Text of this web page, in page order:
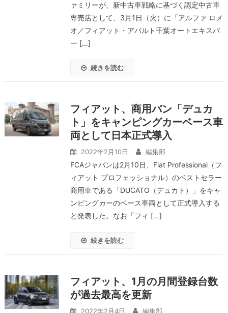
ァミリーが、新中古車戦略に基づく認定中古車
専売店として、3⽉1⽇（火）に「アルファ ロメ
オ／フィアット・アバルト千葉オートエキスパ
ー […]
続きを読む
フィアット、商用バン「デュカ
ト」をキャンピングカーベース車
両として日本正式導入
2022年2月10日 編集部
FCAジャパンは2月10日、Fiat Professional（フ
ィアット プロフェッショナル）のベストセラー
商用車である「DUCATO（デュカト）」をキャ
ンピングカーのベース車両として正式導入する
と発表した。なお「フィ […]
続きを読む
フィアット、1月の月間登録台数
が過去最高を更新
2022年2月4日 編集部